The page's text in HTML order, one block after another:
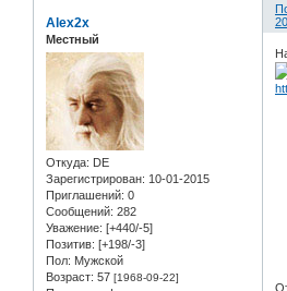
Alex2x
Местный
Откуда: DE
Зарегистрирован: 10-01-2015
Приглашений: 0
Сообщений: 282
Уважение: [+440/-5]
Позитив: [+198/-3]
Пол: Мужской
Возраст: 57 [1968-09-22]